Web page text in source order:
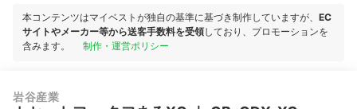
本コンテンツはマイベストが独自の基準に基づき制作していますが、 EC
サイトやメーカー等から送客手数料を受領しており、プロモーションを
含みます。
制作・運営ポリシー
岩谷産業